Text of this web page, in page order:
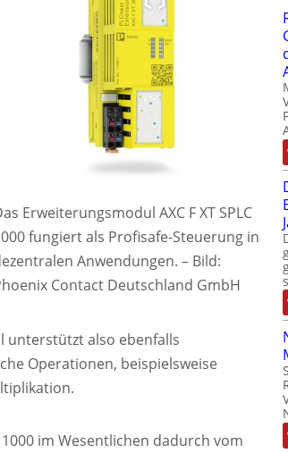
Erweiterungsmodul AXC F XT SPLC
fungiert als Profisafe-Steuerung in
Anwendungen. – Bild:
Contact Deutschland GmbH
unterstützt also ebenfalls
Operationen, beispielsweise
im Wesentlichen dadurch vom